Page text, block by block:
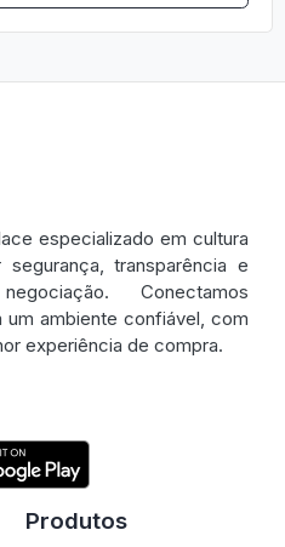
especializado em cultura
transparência e
Conectamos
ambiente confiável, com
experiência de compra.
Produtos